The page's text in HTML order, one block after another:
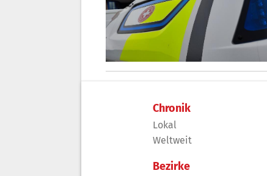
Chronik
Lokal
Weltweit
Bezirke